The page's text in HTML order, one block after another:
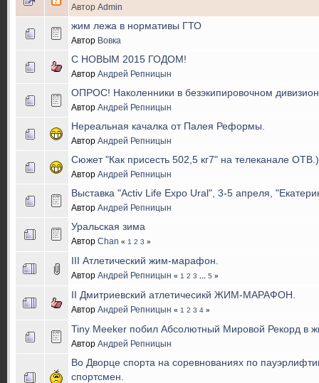
Автор Admin
жим лежа в нормативы ГТО
Автор Вовка
С НОВЫМ 2015 ГОДОМ!
Автор Андрей Репницын
ОПРОС! Наколенники в безэкипировочном
Автор Андрей Репницын
Нереальная качалка от Палея Реформы.
Автор Андрей Репницын
Сюжет "Как присесть 502,5 кг7" на телеканале
Автор Андрей Репницын
Выставка "Activ Life Expo Ural", 3-5 апреля,
Автор Андрей Репницын
Уральская зима
Автор Chan « 1 2 3 »
III Атлетический жим-марафон.
Автор Андрей Репницын « 1 2 3 5 »
II Дмитриевский атлетичесикй ЖИМ-МАРАФОН.
Автор Андрей Репницын « 1 2 3 4»
Tiny Meeker побил Абсолютный Мировой Рекорд в
Автор Андрей Репницын
Во Дворце спорта на соревнованиях по
спортсмен.